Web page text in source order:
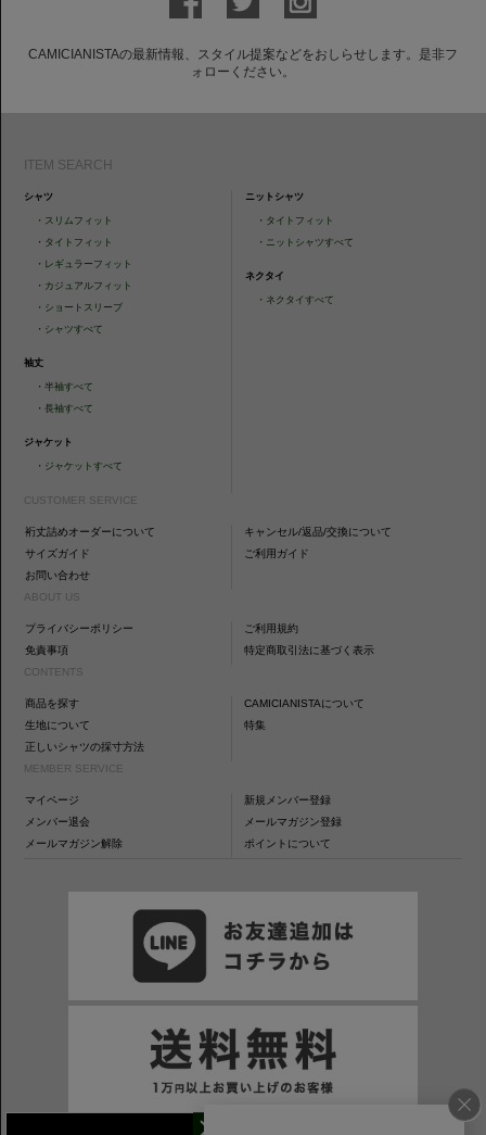
CAMICIANISTAの最新情報、スタイル提案などをおしらせします。是非フ
ォローください。
ITEM SEARCH
シャツ
・ スリムフィット
・ タイトフィット
・ レギュラーフィット
・ カジュアルフィット
・ ショートスリーブ
・ シャツすべて
袖丈
・半袖すべて
・長袖すべて
ジャケット
・ ジャケットすべて
ニットシャツ
・ タイトフィット
・ ニットシャツすべて
ネクタイ
・ ネクタイすべて
CUSTOMER SERVICE
裄丈詰めオーダーについて
キャンセル/返品/交換について
サイズガイド
ご利用ガイド
お問い合わせ
ABOUT US
プライバシーポリシー
ご利用規約
免責事項
特定商取引法に基づく表示
CONTENTS
商品を探す
CAMICIANISTAについて
生地について
特集
正しいシャツの採寸方法
MEMBER SERVICE
マイページ
新規メンバー登録
メンバー退会
メールマガジン登録
メールマガジン解除
ポイントについて